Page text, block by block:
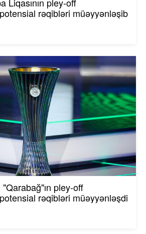
rəqibləri müəyyənləşib
pley-off
rəqibləri müəyyənləşdi